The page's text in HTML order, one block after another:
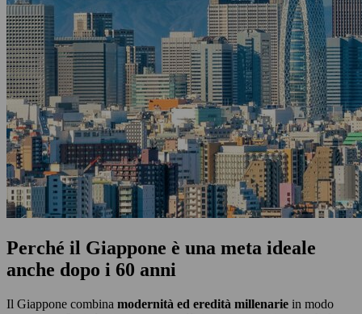
Perché il Giappone è una meta ideale
anche dopo i 60 anni
Il Giappone combina modernità ed eredità millenarie in modo